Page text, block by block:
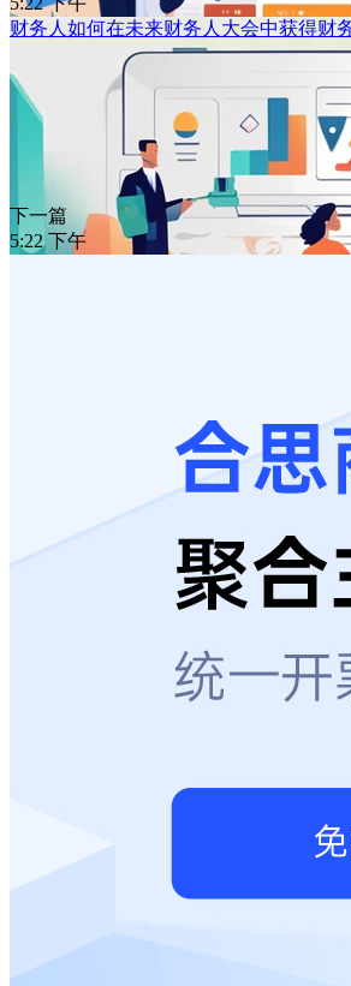
财务人如何在未来财务人大会中获得财
下一篇
5:22 下午